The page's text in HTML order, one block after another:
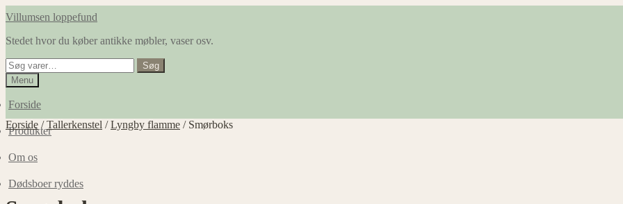
Spring
navigation
Spring
indhold
Villumsen loppefund
Stedet hvor du køber antikke møbler, vaser osv.
Søg
efter:
Søg
Menu
Forside
Produkter
Om os
Dødsboer ryddes
Forside /Tallerkenstel /Lyngby flamme / Smørboks